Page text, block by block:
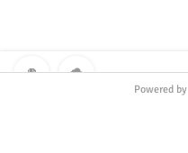
Powered by